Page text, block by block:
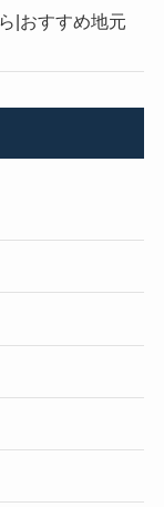
|おすすめ地元